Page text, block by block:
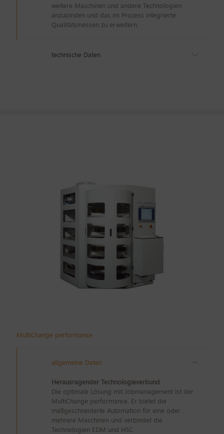
weitere Maschinen und andere Technologien
anzubinden und das im Prozess integrierte
Qualitätsmessen zu erweitern.
technische Daten
MultiChange performance
allgemeine Daten
Herausragender Technologieverbund
Die optimale Lösung mit Jobmanagement ist der
MultiChange performance. Er bietet die
maßgeschneiderte Automation für eine oder
mehrere Maschinen und verbindet die
Technologien EDM und HSC.